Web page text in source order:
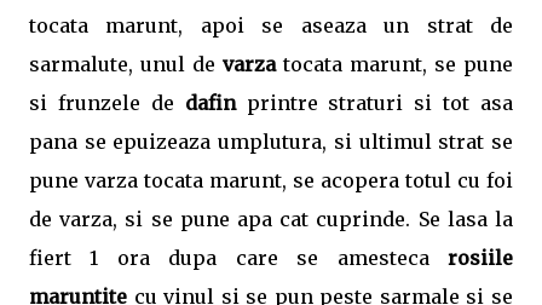
tocata marunt, apoi se aseaza un strat de
sarmalute, unul de varzatocata marunt, se pune
si frunzele de dafinprintre straturi si tot asa
pana se epuizeaza umplutura, si ultimul strat se
pune varza tocata marunt, se acopera totul cu foi
de varza, si se pune apa cat cuprinde. Se lasa la
fiert 1 ora dupa care se amesteca rosiile
maruntite cu vinul si se pun peste sarmale si se